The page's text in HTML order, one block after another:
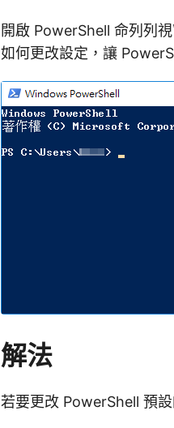
開啟 PowerShell 命列列
如何更改設定，讓
解法
若要更改 PowerShell 預